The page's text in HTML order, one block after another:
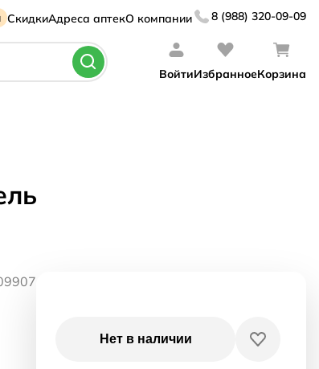
СкидкиАдреса аптекО компании 8 (988) 320-09-09
ВойтиИзбранноеКорзина
Нет в наличии